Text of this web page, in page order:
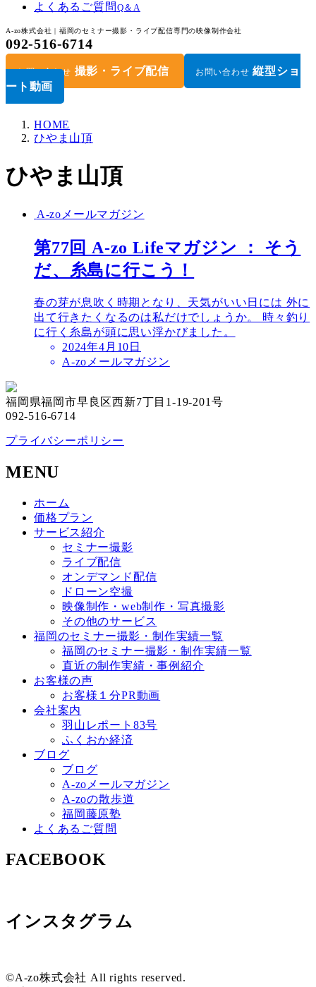
よくあるご質問 Q＆A
A-zo株式会社 | 福岡のセミナー撮影・ライブ配信専門の映像制作会社
092-516-6714
お問い合わせ 撮影・ライブ配信 お問い合わせ 縦型ショ
ート動画
HOME
ひやま山頂
ひやま山頂
A-zoメールマガジン
第77回 A-zo Lifeマガジン ： そう
だ、糸島に行こう！
春の芽が息吹く時期となり、天気がいい日には 外に
出て行きたくなるのは私だけでしょうか。 時々釣り
に行く糸島が頭に思い浮かびました。
2024年4月10日
A-zoメールマガジン
福岡県福岡市早良区西新7丁目1-19-201号
092-516-6714
プライバシーポリシー
MENU
ホーム
価格プラン
サービス紹介
セミナー撮影
ライブ配信
オンデマンド配信
ドローン空撮
映像制作・web制作・写真撮影
その他のサービス
福岡のセミナー撮影・制作実績一覧
福岡のセミナー撮影・制作実績一覧
直近の制作実績・事例紹介
お客様の声
お客様１分PR動画
会社案内
羽山レポート83号
ふくおか経済
ブログ
ブログ
A-zoメールマガジン
A-zoの散歩道
福岡藤原塾
よくあるご質問
FACEBOOK
インスタグラム
©A-zo株式会社 All rights reserved.